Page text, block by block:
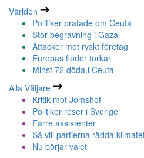
Världen
Politiker pratade om Ceuta
Stor begravning i Gaza
Attacker mot ryskt företag
Europas floder torkar
Minst 72 döda i Ceuta
Alla Väljare
Kritik mot Jomshof
Politiker reser i Sverige
Färre assistenter
Så vill partierna rädda
Nu börjar valet